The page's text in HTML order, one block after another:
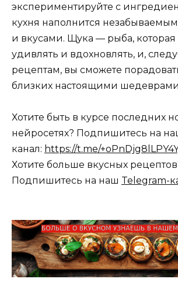
экспериментируйте с
кухня наполнится
и вкусами. Щука — рыба, которая
удивлять и вдохновлять, и,
рецептам, вы сможете
близких настоящими
Хотите быть в курсе последних
нейросетях? Подпишитесь на
канал: https://t.me/
Хотите больше вкусных
Подпишитесь на наш Telegram-